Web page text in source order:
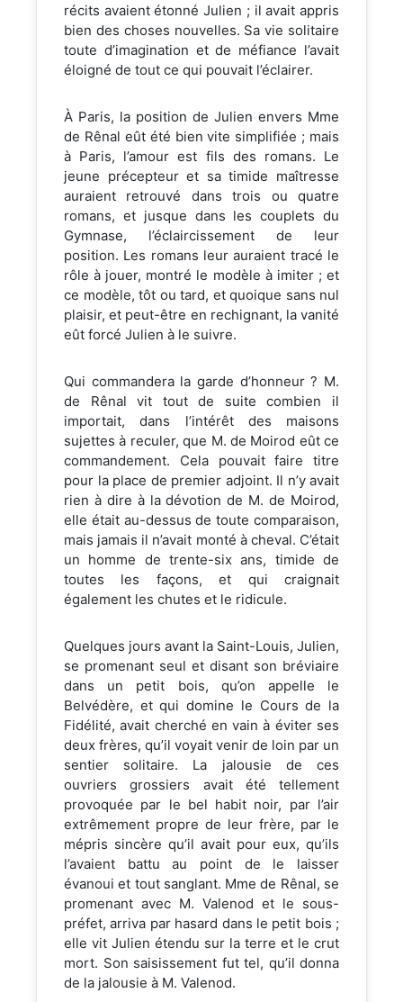
récits avaient étonné Julien ; il avait appris
bien des choses nouvelles. Sa vie solitaire
toute d’imagination et de méfiance l’avait
éloigné de tout ce qui pouvait l’éclairer.
À Paris, la position de Julien envers Mme
de Rênal eût été bien vite simplifiée ; mais
à Paris, l’amour est fils des romans. Le
jeune précepteur et sa timide maîtresse
auraient retrouvé dans trois ou quatre
romans, et jusque dans les couplets du
Gymnase, l’éclaircissement de leur
position. Les romans leur auraient tracé le
rôle à jouer, montré le modèle à imiter ; et
ce modèle, tôt ou tard, et quoique sans nul
plaisir, et peut-être en rechignant, la vanité
eût forcé Julien à le suivre.
Qui commandera la garde d’honneur ? M.
de Rênal vit tout de suite combien il
importait, dans l’intérêt des maisons
sujettes à reculer, que M. de Moirod eût ce
commandement. Cela pouvait faire titre
pour la place de premier adjoint. Il n’y avait
rien à dire à la dévotion de M. de Moirod,
elle était au-dessus de toute comparaison,
mais jamais il n’avait monté à cheval. C’était
un homme de trente-six ans, timide de
toutes les façons, et qui craignait
également les chutes et le ridicule.
Quelques jours avant la Saint-Louis, Julien,
se promenant seul et disant son bréviaire
dans un petit bois, qu’on appelle le
Belvédère, et qui domine le Cours de la
Fidélité, avait cherché en vain à éviter ses
deux frères, qu’il voyait venir de loin par un
sentier solitaire. La jalousie de ces
ouvriers grossiers avait été tellement
provoquée par le bel habit noir, par l’air
extrêmement propre de leur frère, par le
mépris sincère qu’il avait pour eux, qu’ils
l’avaient battu au point de le laisser
évanoui et tout sanglant. Mme de Rênal, se
promenant avec M. Valenod et le sous-
préfet, arriva par hasard dans le petit bois ;
elle vit Julien étendu sur la terre et le crut
mort. Son saisissement fut tel, qu’il donna
de la jalousie à M. Valenod.